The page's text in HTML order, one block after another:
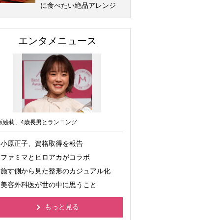
に食べたい絶品アレンジ
エンタメニュース
絵莉、4歳長男とランニング
小原正子、資格取得を報告
ファミマとヒロアカがコラボ
施す側から見た整形のカジュアル化
美容外科医が世の中に思うこと
もっと見る